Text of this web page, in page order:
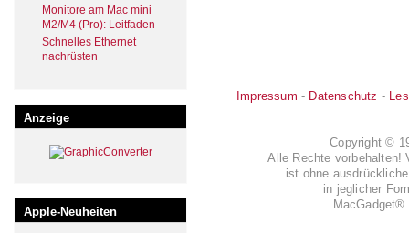
Monitore am Mac mini
M2/M4 (Pro): Leitfaden
Schnelles Ethernet
nachrüsten
Anzeige
Apple-Neuheiten
Impressum - Datenschutz -
Copyright ©
Alle Rechte vorbehalten!
ist ohne
in jeglicher
MacGadget®